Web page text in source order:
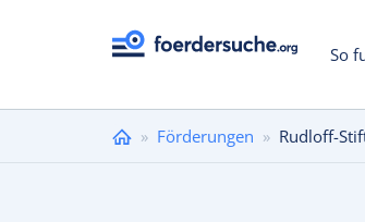
So
Sie
» Förderungen » Rudloff-